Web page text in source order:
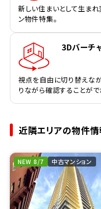
新しい住まいとして生まれ
ン物件特集。
3Dバーチ
視点を自由に切り替えな
りながら確認することがで
近隣エリアの物件
NEW 8/7 中古マンション